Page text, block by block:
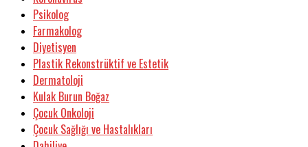
Psikolog
Farmakolog
Diyetisyen
Plastik Rekonstrüktif ve Estetik
Dermatoloji
Kulak Burun Boğaz
Çocuk Onkoloji
Çocuk Sağlığı ve Hastalıkları